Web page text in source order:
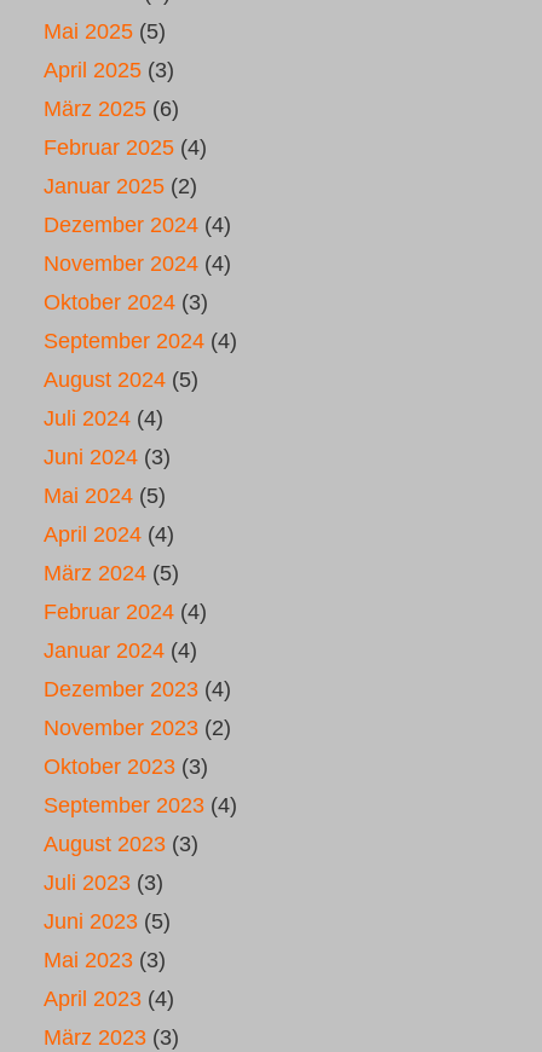
Mai 2025 (5)
April 2025 (3)
März 2025 (6)
Februar 2025 (4)
Januar 2025 (2)
Dezember 2024 (4)
November 2024 (4)
Oktober 2024 (3)
September 2024 (4)
August 2024 (5)
Juli 2024 (4)
Juni 2024 (3)
Mai 2024 (5)
April 2024 (4)
März 2024 (5)
Februar 2024 (4)
Januar 2024 (4)
Dezember 2023 (4)
November 2023 (2)
Oktober 2023 (3)
September 2023 (4)
August 2023 (3)
Juli 2023 (3)
Juni 2023 (5)
Mai 2023 (3)
April 2023 (4)
März 2023 (3)